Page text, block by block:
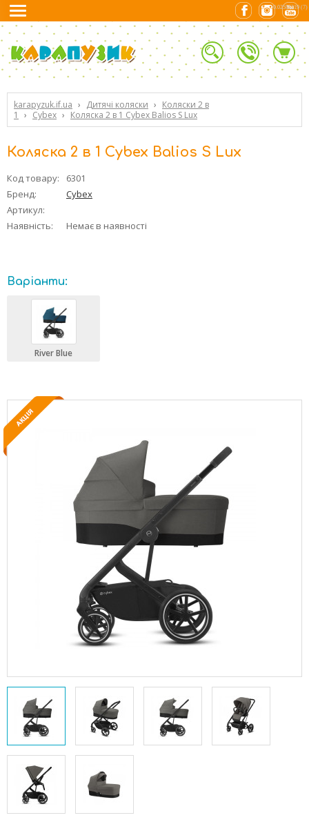
karapyzuk.if.ua › Дитячі коляски › Коляски 2 в
1
› Cybex › Коляска 2 в 1 Cybex Balios S Lux
Коляска 2 в 1 Cybex Balios S Lux
Код товару:
6301
Бренд:
Cybex
Артикул:
Наявність:
Немає в наявності
Варіанти:
River Blue
0.02584219 (7)